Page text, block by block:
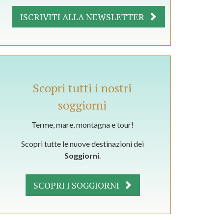
ISCRIVITI ALLA NEWSLETTER
Scopri tutti i nostri
soggiorni
Terme, mare, montagna e tour!
Scopri tutte le nuove destinazioni dei
Soggiorni
SCOPRI I SOGGIORNI